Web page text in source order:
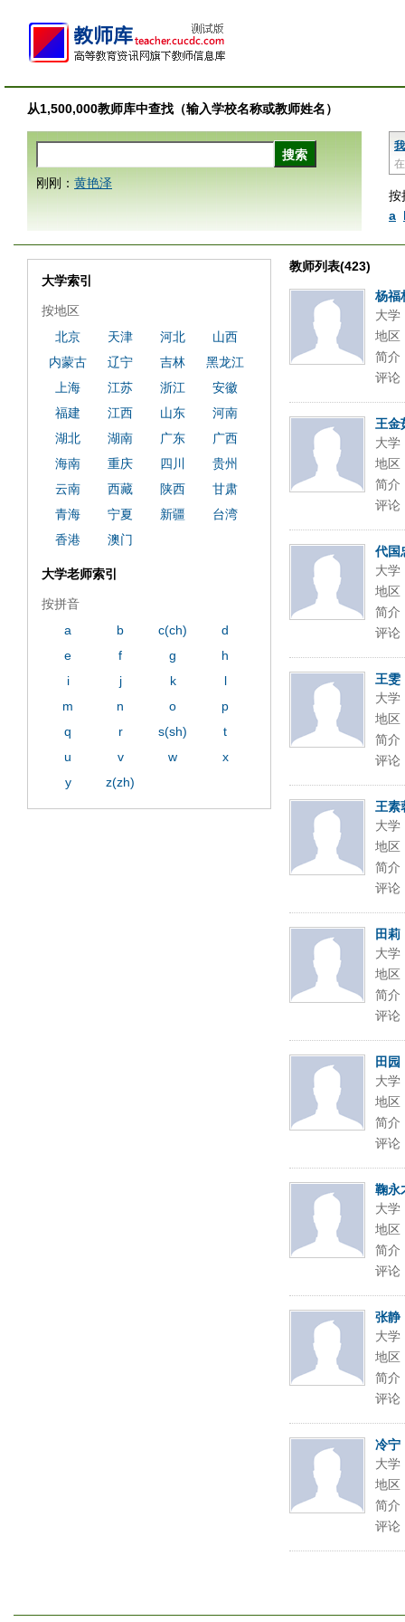
从1,500,000教师库中查找（输入学校名称或教师姓名）
按
a
刚刚： 黄艳泽
教师列表(423)
杨福
大学
地区
简介
评论
王金
大学
地区
简介
评论
代国
大学
地区
简介
评论
王雯
大学
地区
简介
评论
王素
大学
地区
简介
评论
田莉
大学
地区
简介
评论
田园
大学
地区
简介
评论
鞠永
大学
地区
简介
评论
张静
大学
地区
简介
评论
冷宁
大学
地区
简介
评论
大学索引
按地区
北京
天津 河北
山西
内蒙古
辽宁 吉林
黑龙江
上海
江苏 浙江
安徽
福建
江西 山东
河南
湖北
湖南 广东
广西
海南
重庆 四川
贵州
云南
西藏 陕西
甘肃
青海
宁夏 新疆
台湾
香港
澳门
大学老师索引
按拼音
a
b c(ch)
d
e
f g
h
i
j k
l
m
n o
p
q
r s(sh)
t
u
v w
x
y
z(zh)